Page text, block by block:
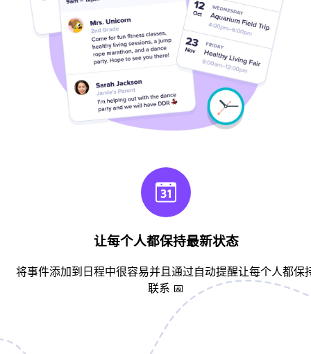
让每个人都保持最新状态
将事件添加到日程中很容易并且通过自动提醒让每个人都保
联系 📅